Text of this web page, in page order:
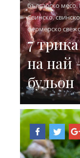
българско месо,
Свинско,
фермерско
7
на най
бульон